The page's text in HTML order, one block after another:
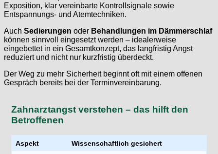
Exposition, klar vereinbarte Kontrollsignale sowie
Entspannungs- und Atemtechniken.
Auch Sedierungen oder Behandlungen im Dämmerschlaf
können sinnvoll eingesetzt werden – idealerweise
eingebettet in ein Gesamtkonzept, das langfristig Angst
reduziert und nicht nur kurzfristig überdeckt.
Der Weg zu mehr Sicherheit beginnt oft mit einem offenen
Gespräch bereits bei der Terminvereinbarung.
Zahnarztangst verstehen – das hilft den
Betroffenen
Aspekt Wissenschaftlich gesichert